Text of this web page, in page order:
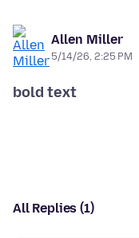
Allen Miller
5/14/26, 2:25 PM
bold text
All Replies (1)